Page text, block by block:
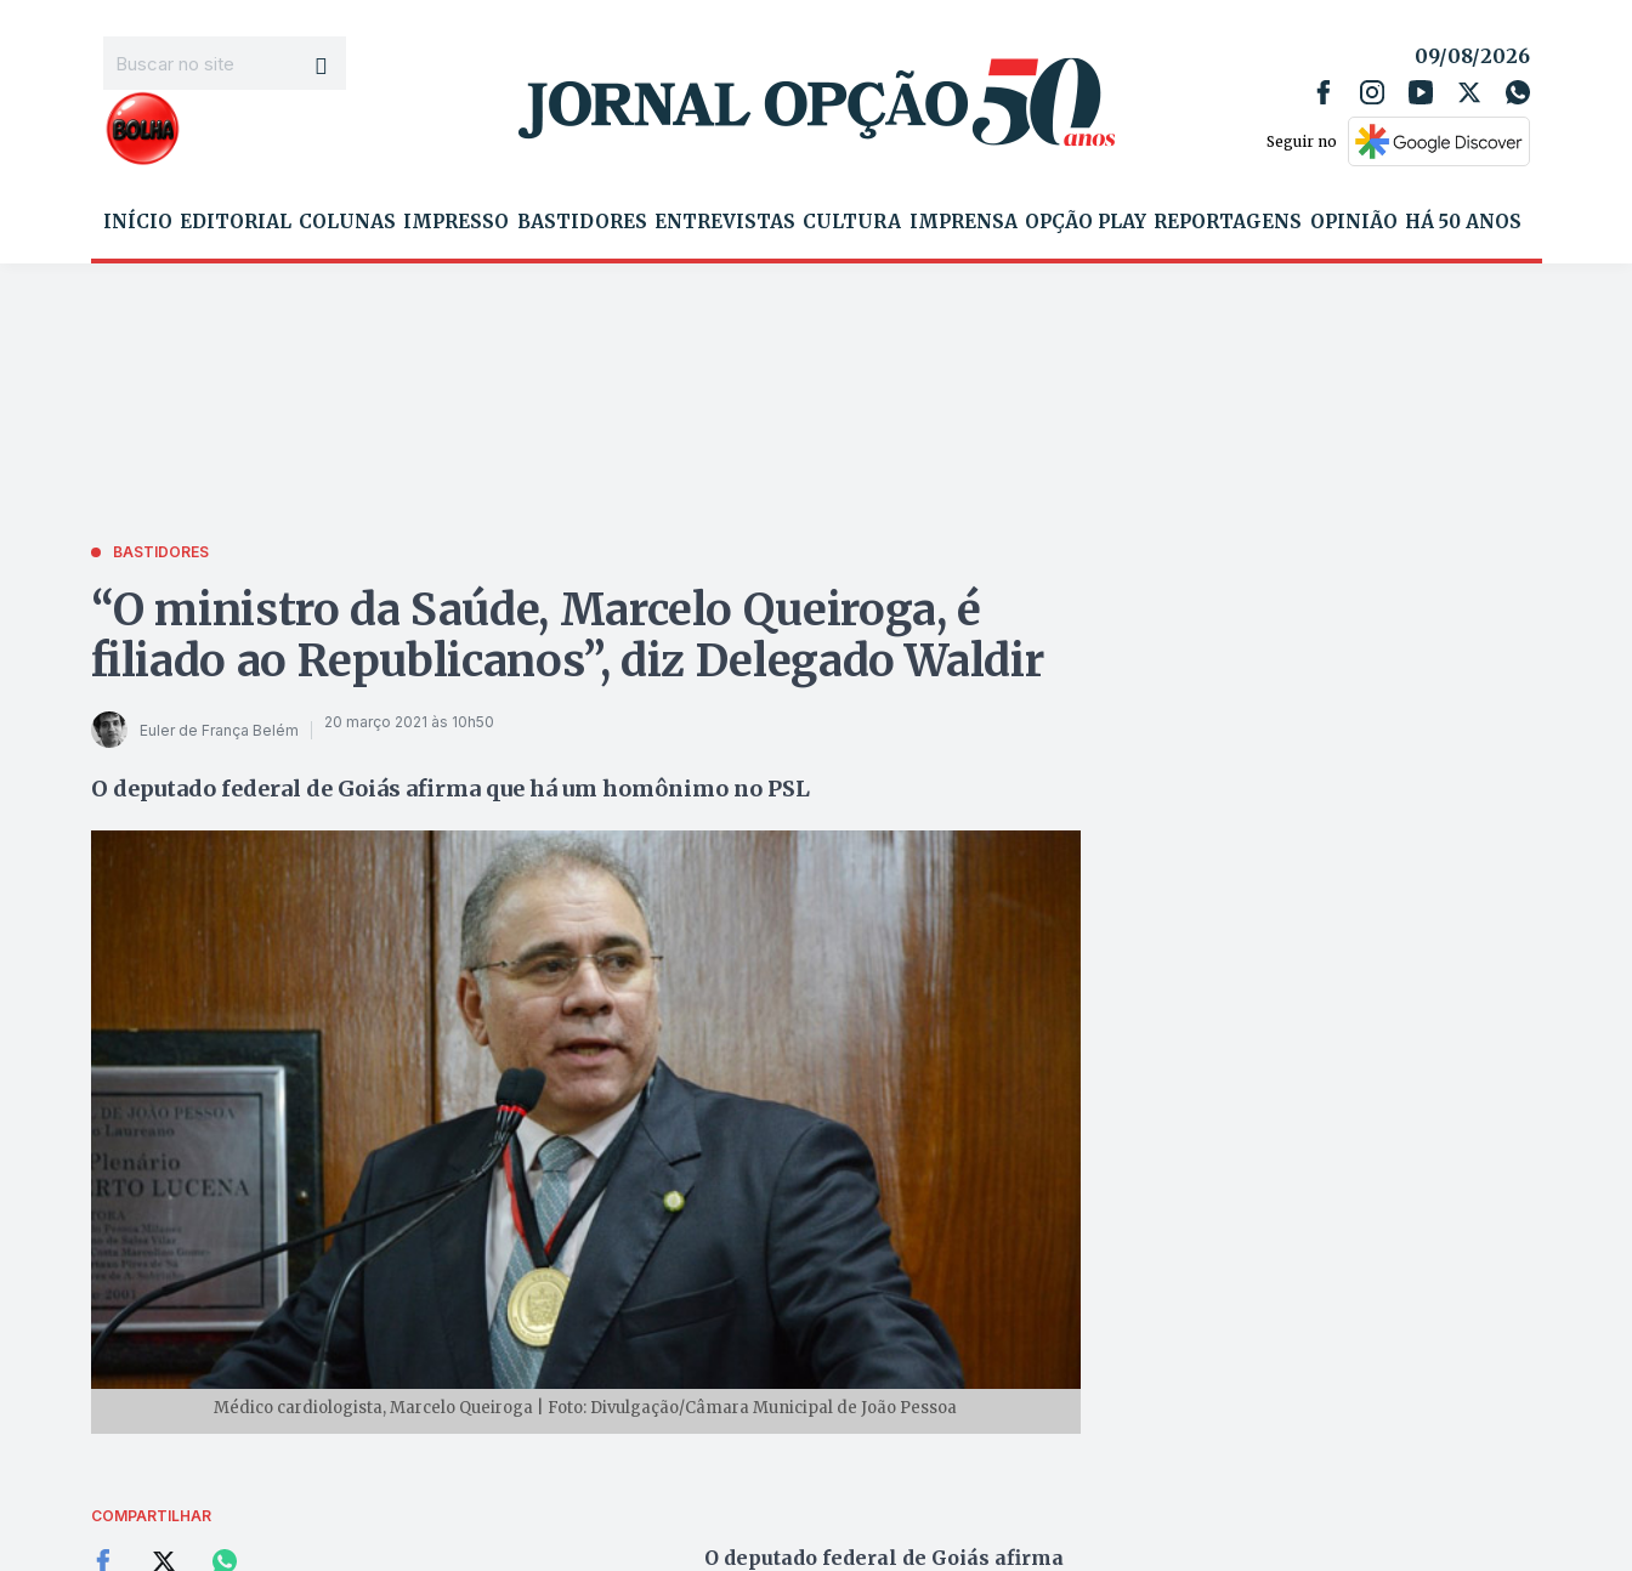
09/08/2026
Seguir no
INÍCIO EDITORIAL COLUNAS IMPRESSO BASTIDORES ENTREVISTAS CULTURA IMPRENSA OPÇÃO PLAY REPORTAGENS OPINIÃO HÁ 50 ANOS
BASTIDORES
“O ministro da Saúde, Marcelo Queiroga, é
filiado ao Republicanos”, diz Delegado Waldir
Euler de França Belém 20 março 2021 às 10h50
O deputado federal de Goiás afirma que há um homônimo no PSL
Médico cardiologista, Marcelo Queiroga | Foto: Divulgação/Câmara Municipal de João Pessoa
COMPARTILHAR
O deputado federal de Goiás afirma